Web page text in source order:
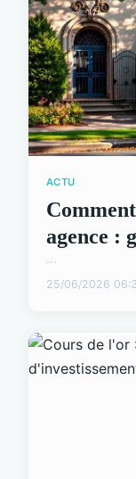
ACTU
agence :
...
25/06/2026